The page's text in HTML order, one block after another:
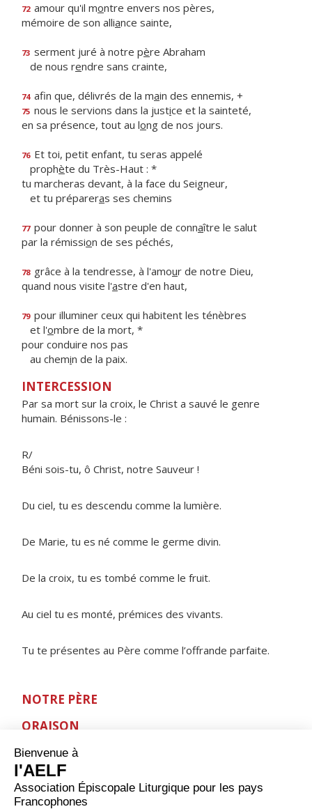
72 amour qu'il montre envers nos pères,
mémoire de son alliance sainte,
73 serment juré à notre père Abraham
de nous rendre sans crainte,
74 afin que, délivrés de la main des ennemis, +
75 nous le servions dans la justice et la sainteté,
en sa présence, tout au long de nos jours.
76 Et toi, petit enfant, tu seras appelé
prophète du Très-Haut : *
tu marcheras devant, à la face du Seigneur,
et tu prépareras ses chemins
77 pour donner à son peuple de connaître le salut
par la rémission de ses péchés,
78 grâce à la tendresse, à l'amour de notre Dieu,
quand nous visite l'astre d'en haut,
79 pour illuminer ceux qui habitent les ténèbres
et l'ombre de la mort, *
pour conduire nos pas
au chemin de la paix.
INTERCESSION
Par sa mort sur la croix, le Christ a sauvé le genre
humain. Bénissons-le :
R/
Béni sois-tu, ô Christ, notre Sauveur !
Du ciel, tu es descendu comme la lumière.
De Marie, tu es né comme le germe divin.
De la croix, tu es tombé comme le fruit.
Au ciel tu es monté, prémices des vivants.
Tu te présentes au Père comme l’offrande parfaite.
NOTRE PÈRE
ORAISON
l'Évangile est annoncé en contradiction avec l'esprit du
monde. Donne à tes enfants assez de foi pour ne pas
déserter mais témoigner de toi devant les hommes en
prenant appui sur ta parole. Par Jésus Christ, ton Fils,